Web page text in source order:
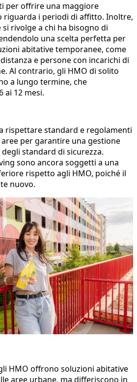
per offrire una maggiore
riguarda i periodi di affitto. Inoltre,
rivolge a chi ha bisogno di
una scelta perfetta per
abitative temporanee, come
e persone con incarichi di
Al contrario, gli HMO di solito
a lungo termine, che
ai 12 mesi.
rispettare standard e regolamenti
per garantire una gestione
standard di sicurezza.
sono ancora soggetti a una
rispetto agli HMO, poiché il
nuovo.
HMO offrono soluzioni abitative
aree urbane, ma differiscono in